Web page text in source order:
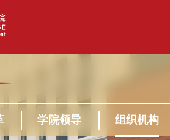
学院领导 组织机构